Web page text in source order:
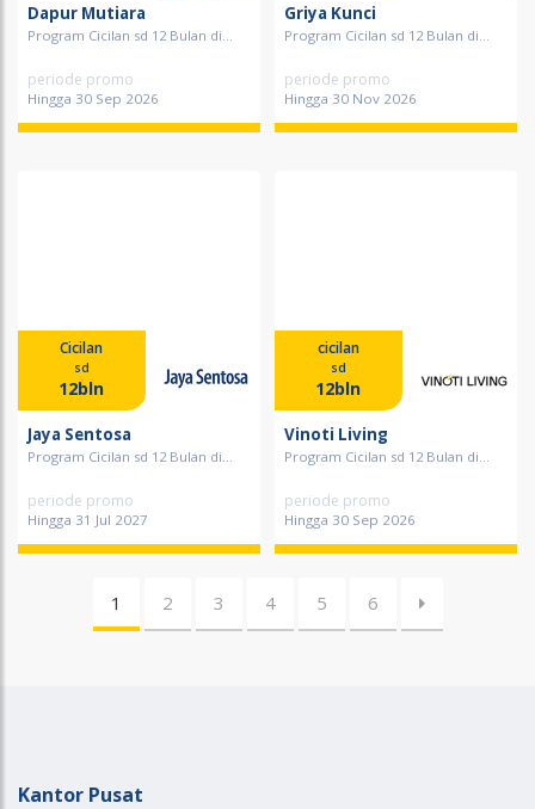
Dapur Mutiara
Program Cicilan sd 12 Bulan di...
periode promo
Hingga 30 Sep 2026
Griya Kunci
Program Cicilan sd 12 Bulan di...
periode promo
Hingga 30 Nov 2026
Cicilan
sd
12bln
Jaya Sentosa
Program Cicilan sd 12 Bulan di...
periode promo
Hingga 31 Jul 2027
cicilan
sd
12bln
Vinoti Living
Program Cicilan sd 12 Bulan di...
periode promo
Hingga 30 Sep 2026
1 2 3 4 5 6
Kantor Pusat